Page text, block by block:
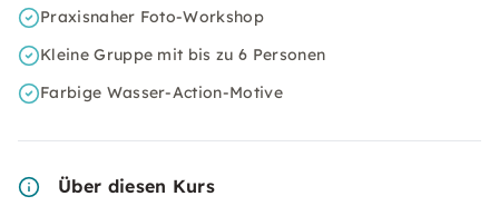
Praxisnaher Foto-Workshop
Kleine Gruppe mit bis zu 6 Personen
Farbige Wasser-Action-Motive
Über diesen Kurs